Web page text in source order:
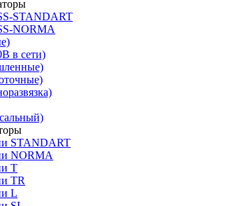
STANDART
NORMA
в сети)
STANDART
NORMA
Т
ТR
L